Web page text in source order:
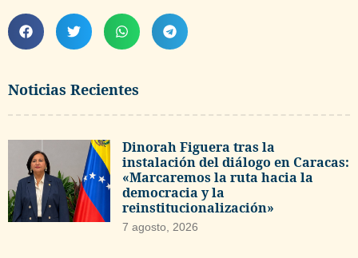
Noticias Recientes
Dinorah Figuera tras la
instalación del diálogo en Caracas:
«Marcaremos la ruta hacia la
democracia y la
reinstitucionalización»
7 agosto, 2026